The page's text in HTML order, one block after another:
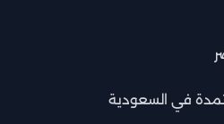
في السعودية